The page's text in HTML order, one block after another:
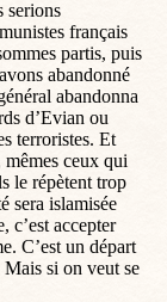
serions
français
partis, puis
abandonné
abandonna
d’Evian ou
terroristes. Et
mêmes ceux qui
le répètent trop
sera islamisée
c’est accepter
C’est un départ
Mais si on veut se